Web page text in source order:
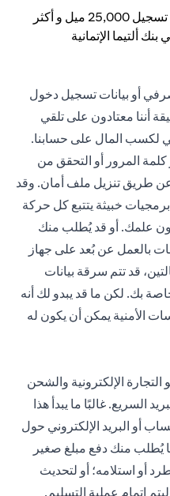
أو بيانات تسجيل دخول
أننا معتادون على تلقي
لكسب المال على حسابنا.
كلمة المرور أو التحقق من
طريق تنزيل ملف أمان. وقد
خبيثة يتتبع كل حركة
علمك. أو قد يُطلب منك
بالعمل عن بُعد على جهاز
قد تتم سرقة بيانات
بك. لكن ما قد يبدو لك أنه
الأمنية يمكن أن يكون له
الإلكترونية والشحن
السريع. غالبًا ما يبدأ هذا
أو البريد الإلكتروني حول
يُطلب منك دفع مبلغ صغير
أو استلامه؛ أو لتحديث
إتمام عملية التسليم.